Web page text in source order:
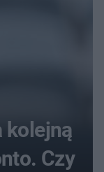
kolejną
Czy